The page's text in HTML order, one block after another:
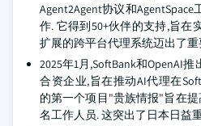
Agent2Agent协议和
作. 它得到50+伙伴的支持,旨在
扩展的跨平台代理系统迈出了重
2025年1月,SoftBank和OpenAI推
合资企业,旨在推动AI代理在
的第一个项目"贵族情报"旨在
名工作人员. 这突出了日本日益